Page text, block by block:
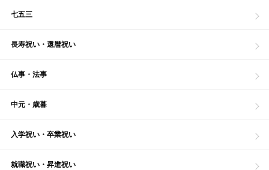
七五三
長寿祝い・還暦祝い
仏事・法事
中元・歳暮
入学祝い・卒業祝い
就職祝い・昇進祝い